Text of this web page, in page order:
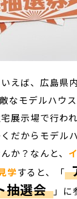
いえば、広島県
なモデルハウ
展示場で行わ
だからモデル
か？なんと、
学すると、「
抽選会 」に